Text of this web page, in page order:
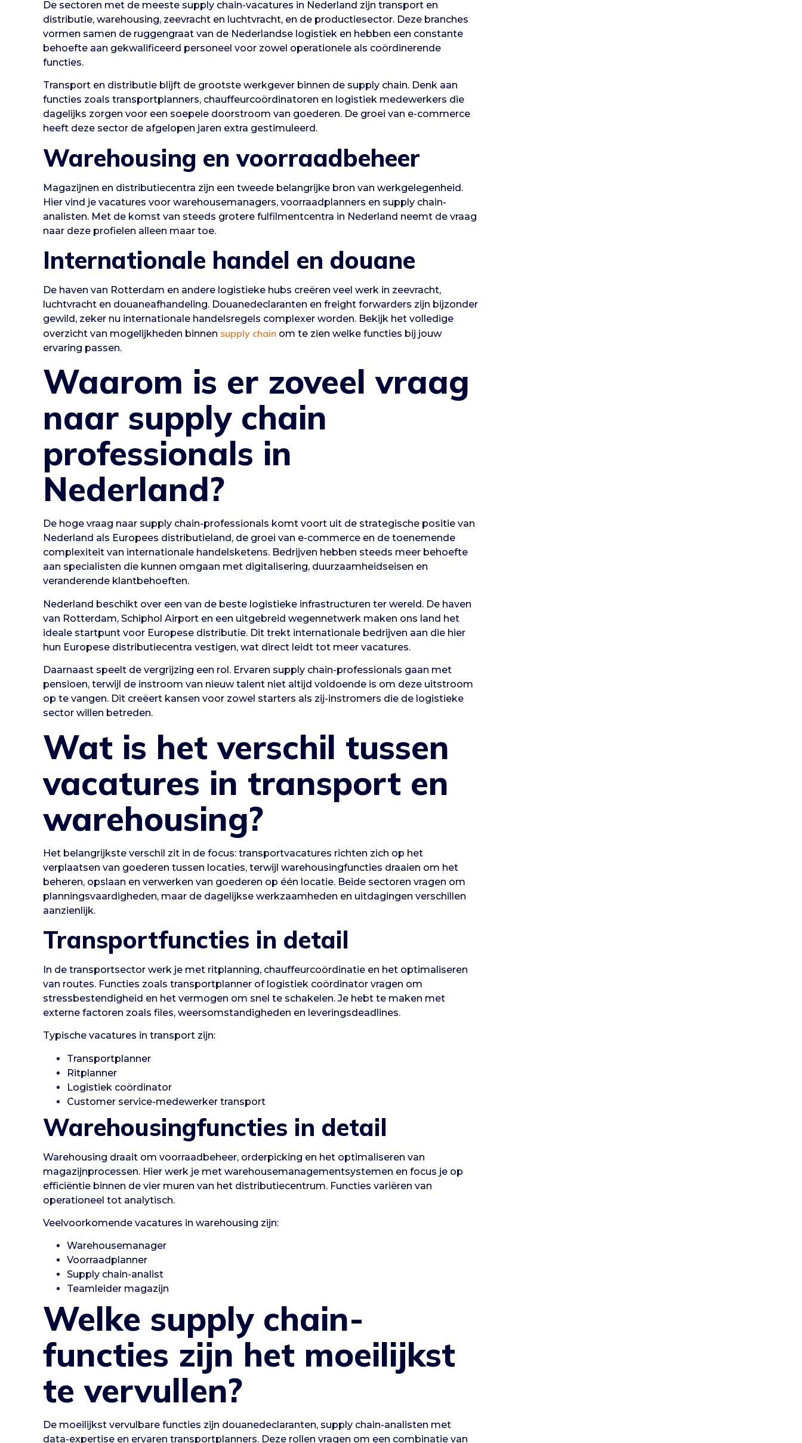
De sectoren met de meeste supply chain-vacatures in Nederland zijn transport en
distributie, warehousing, zeevracht en luchtvracht, en de productiesector. Deze branches
vormen samen de ruggengraat van de Nederlandse logistiek en hebben een constante
behoefte aan gekwalificeerd personeel voor zowel operationele als coördinerende
functies.
Transport en distributie blijft de grootste werkgever binnen de supply chain. Denk aan
functies zoals transportplanners, chauffeurcoördinatoren en logistiek medewerkers die
dagelijks zorgen voor een soepele doorstroom van goederen. De groei van e-commerce
heeft deze sector de afgelopen jaren extra gestimuleerd.
Warehousing en voorraadbeheer
Magazijnen en distributiecentra zijn een tweede belangrijke bron van werkgelegenheid.
Hier vind je vacatures voor warehousemanagers, voorraadplanners en supply chain-
analisten. Met de komst van steeds grotere fulfilmentcentra in Nederland neemt de vraag
naar deze profielen alleen maar toe.
Internationale handel en douane
De haven van Rotterdam en andere logistieke hubs creëren veel werk in zeevracht,
luchtvracht en douaneafhandeling. Douanedeclaranten en freight forwarders zijn bijzonder
gewild, zeker nu internationale handelsregels complexer worden. Bekijk het volledige
overzicht van mogelijkheden binnen supply chain om te zien welke functies bij jouw
ervaring passen.
Waarom is er zoveel vraag
naar supply chain
professionals in
Nederland?
De hoge vraag naar supply chain-professionals komt voort uit de strategische positie van
Nederland als Europees distributieland, de groei van e-commerce en de toenemende
complexiteit van internationale handelsketens. Bedrijven hebben steeds meer behoefte
aan specialisten die kunnen omgaan met digitalisering, duurzaamheidseisen en
veranderende klantbehoeften.
Nederland beschikt over een van de beste logistieke infrastructuren ter wereld. De haven
van Rotterdam, Schiphol Airport en een uitgebreid wegennetwerk maken ons land het
ideale startpunt voor Europese distributie. Dit trekt internationale bedrijven aan die hier
hun Europese distributiecentra vestigen, wat direct leidt tot meer vacatures.
Daarnaast speelt de vergrijzing een rol. Ervaren supply chain-professionals gaan met
pensioen, terwijl de instroom van nieuw talent niet altijd voldoende is om deze uitstroom
op te vangen. Dit creëert kansen voor zowel starters als zij-instromers die de logistieke
sector willen betreden.
Wat is het verschil tussen
vacatures in transport en
warehousing?
Het belangrijkste verschil zit in de focus: transportvacatures richten zich op het
verplaatsen van goederen tussen locaties, terwijl warehousingfuncties draaien om het
beheren, opslaan en verwerken van goederen op één locatie. Beide sectoren vragen om
planningsvaardigheden, maar de dagelijkse werkzaamheden en uitdagingen verschillen
aanzienlijk.
Transportfuncties in detail
In de transportsector werk je met ritplanning, chauffeurcoördinatie en het optimaliseren
van routes. Functies zoals transportplanner of logistiek coördinator vragen om
stressbestendigheid en het vermogen om snel te schakelen. Je hebt te maken met
externe factoren zoals files, weersomstandigheden en leveringsdeadlines.
Typische vacatures in transport zijn:
Transportplanner
Ritplanner
Logistiek coördinator
Customer service-medewerker transport
Warehousingfuncties in detail
Warehousing draait om voorraadbeheer, orderpicking en het optimaliseren van
magazijnprocessen. Hier werk je met warehousemanagementsystemen en focus je op
efficiëntie binnen de vier muren van het distributiecentrum. Functies variëren van
operationeel tot analytisch.
Veelvoorkomende vacatures in warehousing zijn:
Warehousemanager
Voorraadplanner
Supply chain-analist
Teamleider magazijn
Welke supply chain-
functies zijn het moeilijkst
te vervullen?
De moeilijkst vervulbare functies zijn douanedeclaranten, supply chain-analisten met
data-expertise en ervaren transportplanners. Deze rollen vragen om een combinatie van